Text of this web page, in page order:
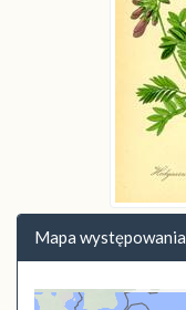
Mapa występowania